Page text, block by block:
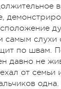
самым слухи
по швам.
давно не
от семьи